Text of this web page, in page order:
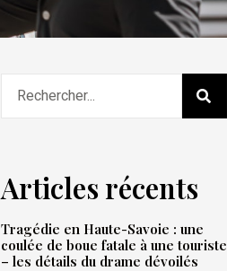
Articles récents
Tragédie en Haute-Savoie : une
coulée de boue fatale à une touriste
– les détails du drame dévoilés